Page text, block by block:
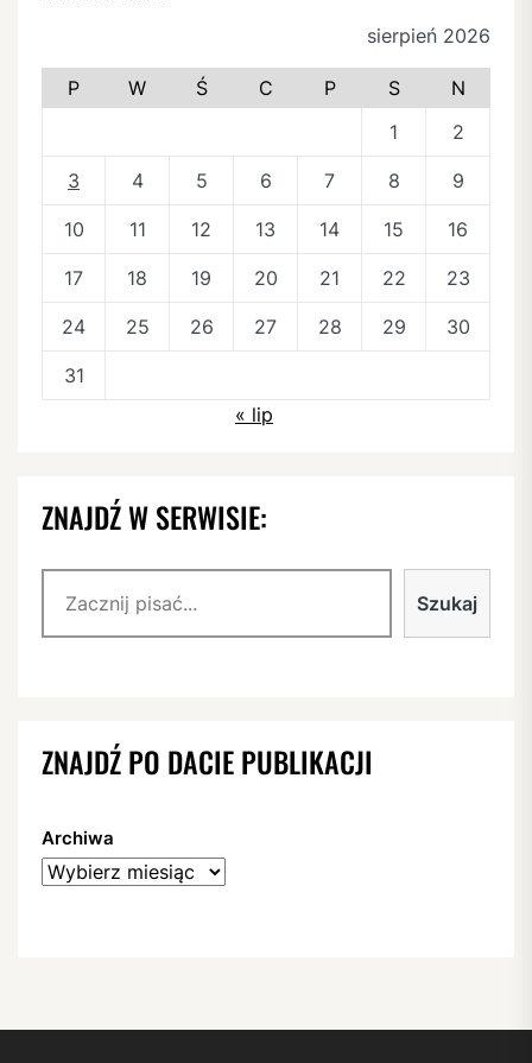
sierpień 2026
P W Ś C P S
N
1
2
3 4 5 6 7 8 9
10 11 12 13 14 15 16
17 18 19 20 21 22 23
24 25 26 27 28 29 30
31
« lip
ZNAJDŹ W SERWISIE:
Szukaj
ZNAJDŹ PO DACIE PUBLIKACJI
Archiwa